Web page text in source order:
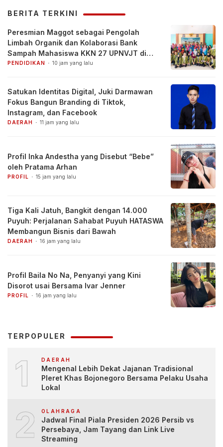
BERITA TERKINI
Peresmian Maggot sebagai Pengolah
Limbah Organik dan Kolaborasi Bank
Sampah Mahasiswa KKN 27 UPNVJT di
Desa Pacul, Bojonegoro
PENDIDIKAN 10 jam yang lalu
Satukan Identitas Digital, Juki Darmawan
Fokus Bangun Branding di Tiktok,
Instagram, dan Facebook
DAERAH 11 jam yang lalu
Profil Inka Andestha yang Disebut “Bebe”
oleh Pratama Arhan
PROFIL 15 jam yang lalu
Tiga Kali Jatuh, Bangkit dengan 14.000
Puyuh: Perjalanan Sahabat Puyuh HATASWA
Membangun Bisnis dari Bawah
DAERAH 16 jam yang lalu
Profil Baila No Na, Penyanyi yang Kini
Disorot usai Bersama Ivar Jenner
PROFIL 16 jam yang lalu
TERPOPULER
1 DAERAH
Mengenal Lebih Dekat Jajanan Tradisional
Pleret Khas Bojonegoro Bersama Pelaku Usaha
Lokal
2 OLAHRAGA
Jadwal Final Piala Presiden 2026 Persib vs
Persebaya, Jam Tayang dan Link Live
Streaming